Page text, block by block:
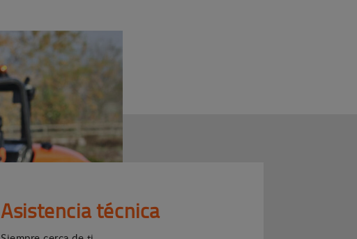
Asistencia técnica